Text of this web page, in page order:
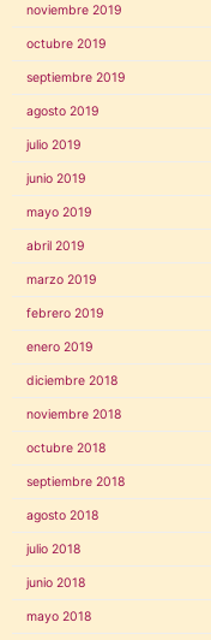
noviembre 2019
octubre 2019
septiembre 2019
agosto 2019
julio 2019
junio 2019
mayo 2019
abril 2019
marzo 2019
febrero 2019
enero 2019
diciembre 2018
noviembre 2018
octubre 2018
septiembre 2018
agosto 2018
julio 2018
junio 2018
mayo 2018